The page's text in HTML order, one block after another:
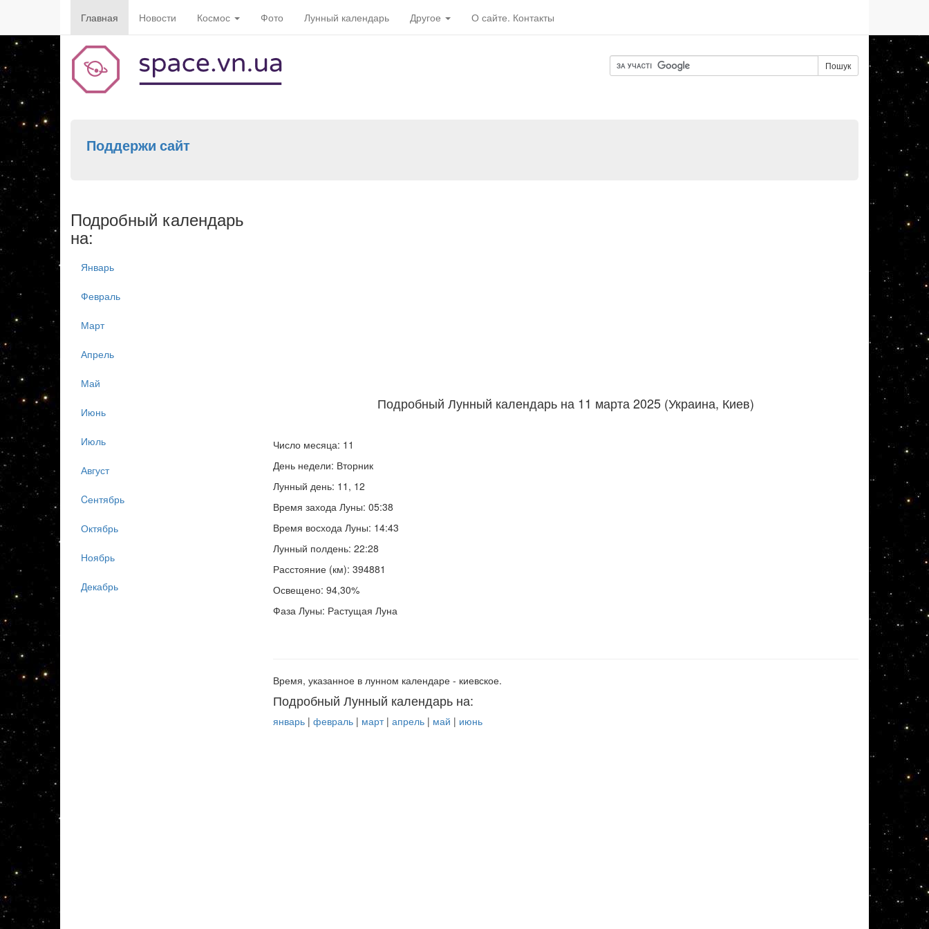
Главная Новости Космос Фото Лунный календарь Другое О сайте. Контакты
Пошук
Поддержи сайт
Подробный Лунный календарь на 11 марта 2025 (Украина, Киев)
Число месяца: 11
День недели: Вторник
Лунный день: 11, 12
Время захода Луны: 05:38
Время восхода Луны: 14:43
Лунный полдень: 22:28
Расстояние (км): 394881
Освещено: 94,30%
Фаза Луны: Растущая Луна
Время, указанное в лунном календаре - киевское.
Подробный Лунный календарь на:
январь| февраль| март| апрель| май | июнь
Подробный календарь
на:
Январь
Февраль
Март
Апрель
Май
Июнь
Июль
Август
Cентябрь
Октябрь
Ноябрь
Декабрь